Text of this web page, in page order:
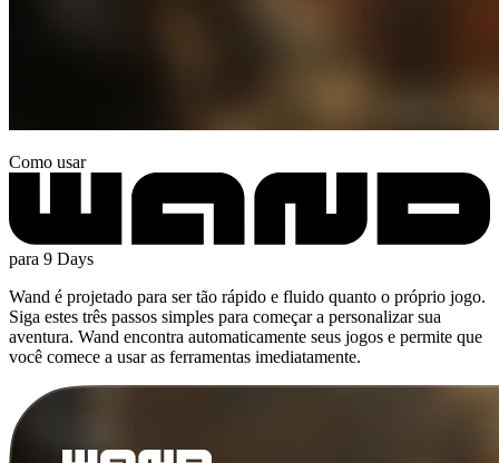
Como usar
para 9 Days
Wand é projetado para ser tão rápido e fluido quanto o próprio jogo.
Siga estes três passos simples para começar a personalizar sua
aventura. Wand encontra automaticamente seus jogos e permite que
você comece a usar as ferramentas imediatamente.